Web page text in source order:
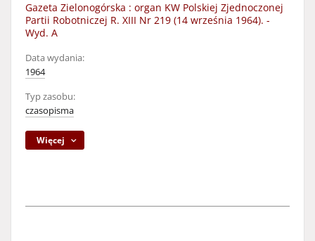
Gazeta Zielonogórska : organ KW Polskiej Zjednoczonej
Partii Robotniczej R. XIII Nr 219 (14 września 1964). -
Wyd. A
Data wydania:
1964
Typ zasobu:
czasopisma
Więcej